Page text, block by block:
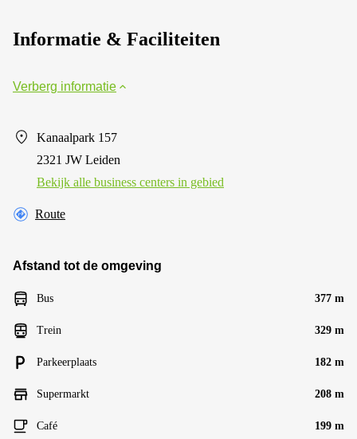
Informatie & Faciliteiten
Verberg informatie
Kanaalpark 157
2321 JW Leiden
Bekijk alle business centers in gebied
Route
Afstand tot de omgeving
Bus 377 m
Trein 329 m
Parkeerplaats 182 m
Supermarkt 208 m
Café 199 m